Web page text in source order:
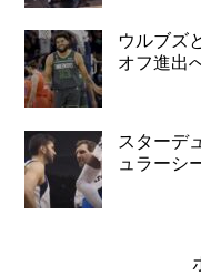
ウルブズ
オフ進出
スターデ
ュラーシ